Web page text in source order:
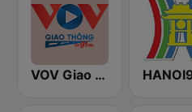
VOV Giao Thông Hà Nội